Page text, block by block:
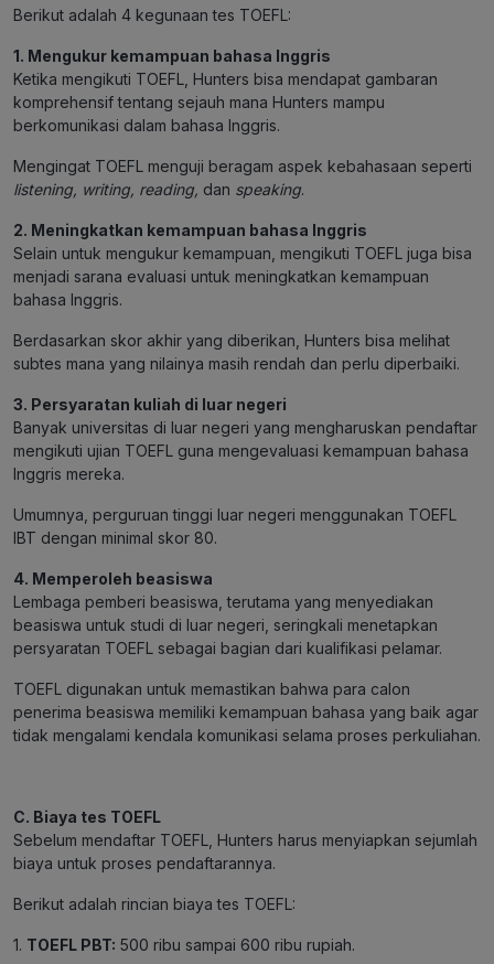
Berikut adalah 4 kegunaan tes TOEFL:
1. Mengukur kemampuan bahasa Inggris
Ketika mengikuti TOEFL, Hunters bisa mendapat gambaran
komprehensif tentang sejauh mana Hunters mampu
berkomunikasi dalam bahasa Inggris.
Mengingat TOEFL menguji beragam aspek kebahasaan seperti
listening, writing, reading, dan speaking.
2. Meningkatkan kemampuan bahasa Inggris
Selain untuk mengukur kemampuan, mengikuti TOEFL juga bisa
menjadi sarana evaluasi untuk meningkatkan kemampuan
bahasa Inggris.
Berdasarkan skor akhir yang diberikan, Hunters bisa melihat
subtes mana yang nilainya masih rendah dan perlu diperbaiki.
3. Persyaratan kuliah di luar negeri
Banyak universitas di luar negeri yang mengharuskan pendaftar
mengikuti ujian TOEFL guna mengevaluasi kemampuan bahasa
Inggris mereka.
Umumnya, perguruan tinggi luar negeri menggunakan TOEFL
IBT dengan minimal skor 80.
4. Memperoleh beasiswa
Lembaga pemberi beasiswa, terutama yang menyediakan
beasiswa untuk studi di luar negeri, seringkali menetapkan
persyaratan TOEFL sebagai bagian dari kualifikasi pelamar.
TOEFL digunakan untuk memastikan bahwa para calon
penerima beasiswa memiliki kemampuan bahasa yang baik agar
tidak mengalami kendala komunikasi selama proses perkuliahan.
C. Biaya tes TOEFL
Sebelum mendaftar TOEFL, Hunters harus menyiapkan sejumlah
biaya untuk proses pendaftarannya.
Berikut adalah rincian biaya tes TOEFL:
1. TOEFL PBT: 500 ribu sampai 600 ribu rupiah.